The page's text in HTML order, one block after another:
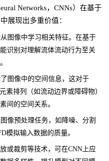
Networks，CNNs）在基于
展现出多重价值：
图像中学习相关特征。在基于
识别对理解流体流动行为至关
图像中的空间信息，这对于
素排列（如流动边界或障碍物）
间的空间关系。
像预处理任务，如降噪、分割
模拟输入数据的质量。
或裁剪等技术，可在CNN上应